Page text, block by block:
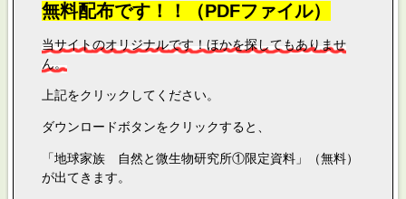
無料配布です！！（PDFファイル）
当サイトのオリジナルです！ほかを探してもありませ
ん。
上記をクリックしてください。
ダウンロードボタンをクリックすると、
「地球家族 自然と微生物研究所①限定資料」（無料）
が出てきます。